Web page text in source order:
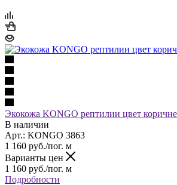
Экокожа KONGO рептилии цвет
В наличии
Арт.: KONGO 3863
1 160 руб./пог. м
Варианты цен
1 160 руб./пог. м
Подробности